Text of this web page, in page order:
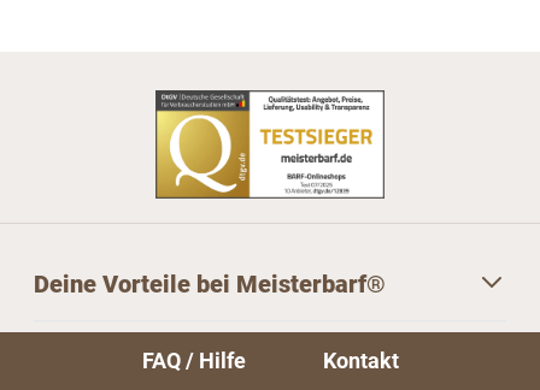
Deine Vorteile bei Meisterbarf®
FAQ / Hilfe Kontakt